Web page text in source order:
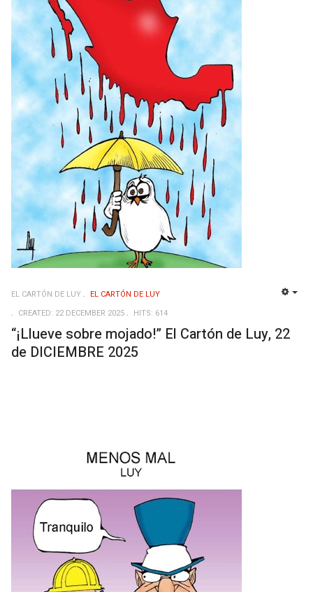
EL CARTÓN DE LUY
EL CARTÓN DE LUY
CREATED: 22 DECEMBER 2025
HITS: 614
“¡Llueve sobre mojado!” El Cartón de Luy, 22
de DICIEMBRE 2025